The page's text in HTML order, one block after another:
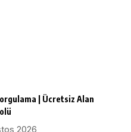
| Ücretsiz Alan
2026